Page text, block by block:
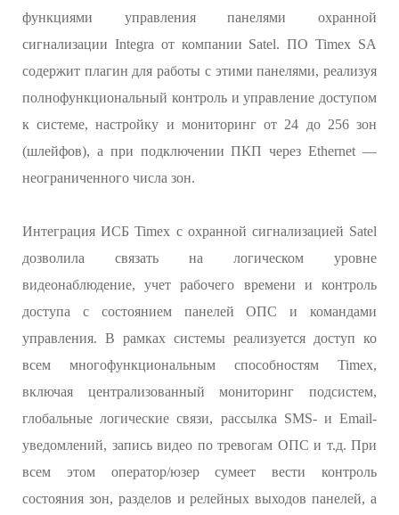
функциями управления панелями охранной
сигнализации Integra от компании Satel. ПО Timex SA
содержит плагин для работы с этими панелями, реализуя
полнофункциональный контроль и управление доступом
к системе, настройку и мониторинг от 24 до 256 зон
(шлейфов), а при подключении ПКП через Ethernet —
неограниченного числа зон.
Интеграция ИСБ Timex с охранной сигнализацией Satel
дозволила связать на логическом уровне
видеонаблюдение, учет рабочего времени и контроль
доступа с состоянием панелей ОПС и командами
управления. В рамках системы реализуется доступ ко
всем многофункциональным способностям Timex,
включая централизованный мониторинг подсистем,
глобальные логические связи, рассылка SMS- и Email-
уведомлений, запись видео по тревогам ОПС и т.д. При
всем этом оператор/юзер сумеет вести контроль
состояния зон, разделов и релейных выходов панелей, а